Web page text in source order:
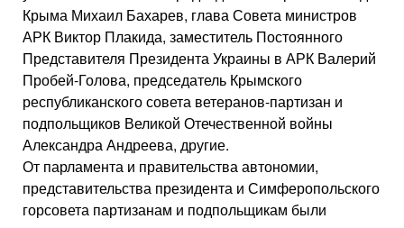
Крыма Михаил Бахарев, глава Совета министров
АРК Виктор Плакида, заместитель Постоянного
Представителя Президента Украины в АРК Валерий
Пробей-Голова, председатель Крымского
республиканского совета ветеранов-партизан и
подпольщиков Великой Отечественной войны
Александра Андреева, другие.
От парламента и правительства автономии,
представительства президента и Симферопольского
горсовета партизанам и подпольщикам были